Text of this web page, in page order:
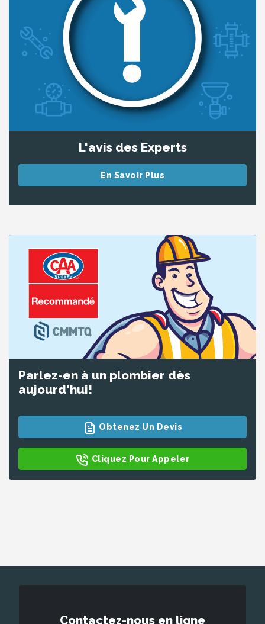
L'avis des Experts
En Savoir Plus
Parlez-en à un plombier dès
aujourd'hui!
Obtenez Un Devis
Cliquez Pour Appeler
Contactez-nous en ligne